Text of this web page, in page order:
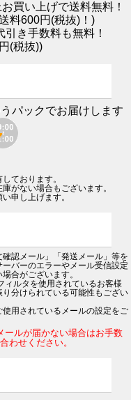
買い上げで送料無料！
料600円(税抜)！)
き手数料も無料！
(税抜))
パックでお届けします
ております。
がない場合もございます。
申し上げます。
認メール」「発送メール」等を
バーのエラーやメール受信設定
合がございます。
ィルタを使用されているお客様
分けられている可能性もござい
用されているメールの設定をご
ルが届かない場合はお手数
わせください。